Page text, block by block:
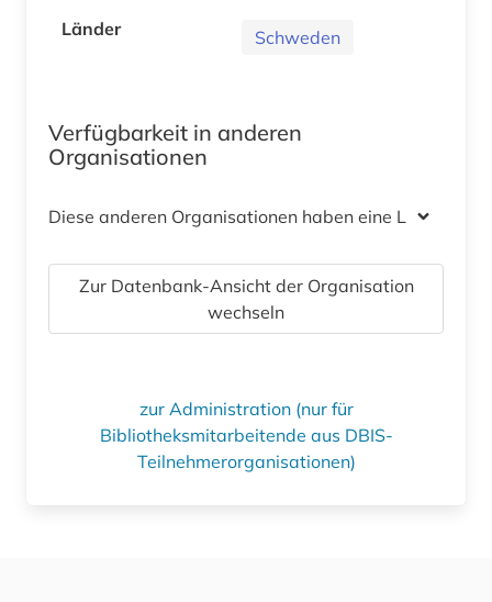
Länder Schweden
Verfügbarkeit in anderen
Organisationen
Diese anderen Organisationen haben eine Lizenz
Zur Datenbank-Ansicht der Organisation
wechseln
zur Administration (nur für
Bibliotheksmitarbeitende aus DBIS-
Teilnehmerorganisationen)